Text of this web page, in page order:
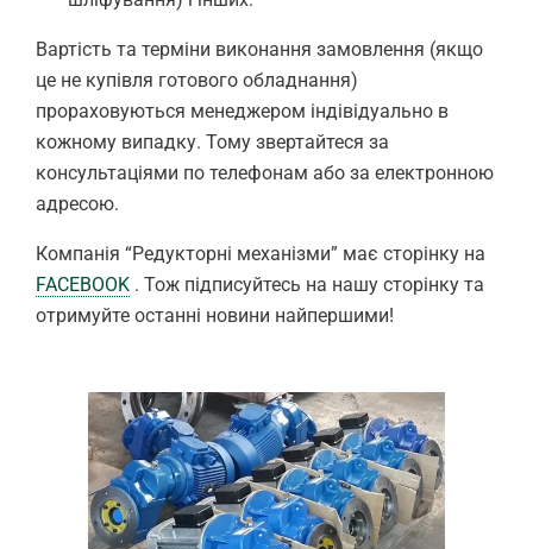
Вартість та терміни виконання замовлення (якщо
це не купівля готового обладнання)
прораховуються менеджером індівідуально в
кожному випадку. Тому звертайтеся за
консультаціями по телефонам або за електронною
адресою.
Компанія “Редукторні механізми” має сторінку на
FACEBOOK . Тож підписуйтесь на нашу сторінку та
отримуйте останні новини найпершими!